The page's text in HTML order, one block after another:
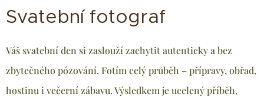
Svatební fotograf
Váš svatební den si zaslouží zachytit autenticky a bez
zbytečného pózování. Fotím celý průběh – přípravy, obřad,
hostinu i večerní zábavu. Výsledkem je ucelený příběh,